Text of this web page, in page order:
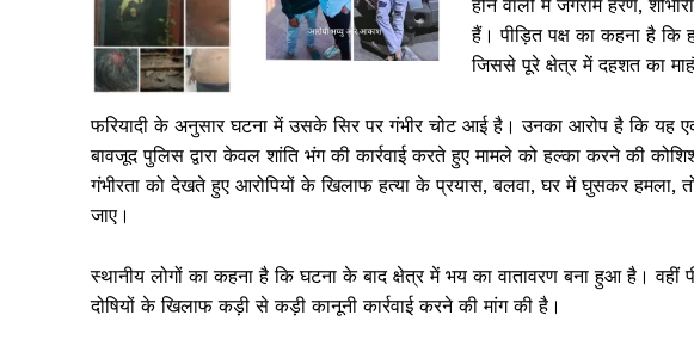
होने वालों में जगराम हरण,
हैं। पीड़ित पक्ष का कहना है कि
जिससे पूरे क्षेत्र में दहशत का
फरियादी के अनुसार घटना में उसके सिर पर गंभीर चोट आई है। उनका आरोप है कि यह
बावजूद पुलिस द्वारा केवल शांति भंग की कार्रवाई करते हुए मामले को हल्का करने की
गंभीरता को देखते हुए आरोपियों के खिलाफ हत्या के प्रयास, बलवा, घर में घुसकर हमला,
जाए।
स्थानीय लोगों का कहना है कि घटना के बाद क्षेत्र में भय का वातावरण बना हुआ है। वहीं
दोषियों के खिलाफ कड़ी से कड़ी कानूनी कार्रवाई करने की मांग की है।